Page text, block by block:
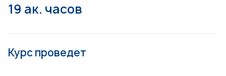
19 ак. часов
Курс проведет